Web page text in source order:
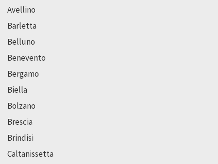
Avellino
Barletta
Belluno
Benevento
Bergamo
Biella
Bolzano
Brescia
Brindisi
Caltanissetta